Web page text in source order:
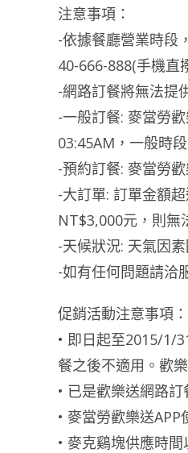
注意事項：
-依據餐廳營業時段
40-666-888(手機直
-網路訂餐將無法提
-一般訂餐: 麥當勞
03:45AM，一般時
-預約訂餐: 麥當勞
-大訂單: 訂單金額
NT$3,000元，則無
-天候狀況: 天氣因
-如有任何問題請洽
促銷活動注意事項：
• 即日起至2015/1/
餐之後不適用。歡
• 已是歡樂送網路
• 麥當勞歡樂送APP
• 麥克鷄塊供應時